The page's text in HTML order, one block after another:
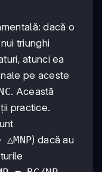
dacă o
triunghi
atunci ea
pe aceste
. Această
practice.
△MNP) dacă au